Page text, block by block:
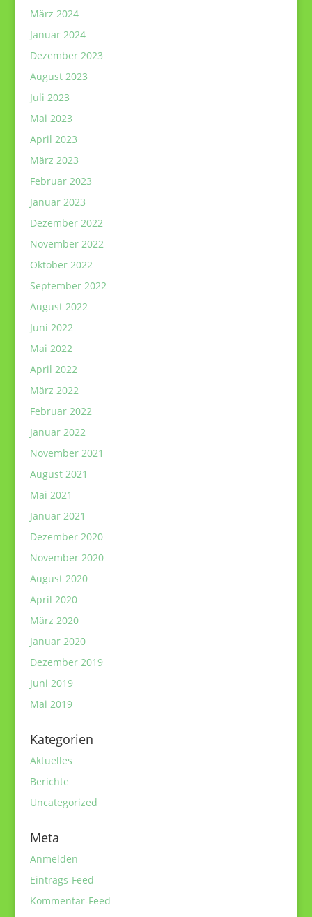
März 2024
Januar 2024
Dezember 2023
August 2023
Juli 2023
Mai 2023
April 2023
März 2023
Februar 2023
Januar 2023
Dezember 2022
November 2022
Oktober 2022
September 2022
August 2022
Juni 2022
Mai 2022
April 2022
März 2022
Februar 2022
Januar 2022
November 2021
August 2021
Mai 2021
Januar 2021
Dezember 2020
November 2020
August 2020
April 2020
März 2020
Januar 2020
Dezember 2019
Juni 2019
Mai 2019
Kategorien
Aktuelles
Berichte
Uncategorized
Meta
Anmelden
Eintrags-Feed
Kommentar-Feed